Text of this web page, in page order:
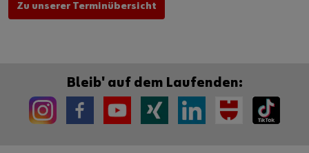
Zu unserer Terminübersicht
Bleib' auf dem Laufenden: